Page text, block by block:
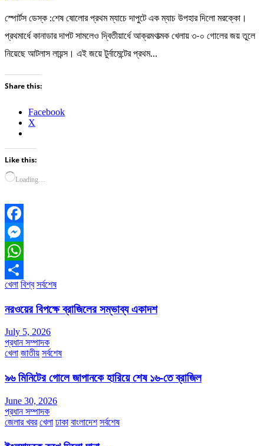
স্পোর্টস ডেস্ক :শেষ ষোলোর প্রথম ম্যাচে দাপুটে এক ম্যাচ উপহার দিলো মরক্কো।
প্রথমার্ধে কানাডার দাপট সামলেও দ্বিতীয়ার্ধে আক্রমণাত্মক খেলায় ৩-০ গোলের জয় তুলে
নিয়েছে আটলাস লায়ন্স। এই জয়ে টুর্নামেন্টের প্রথম…
Share this:
Facebook
X
Like this:
Loading…
Facebook
Messenger
WhatsApp
Share
খেলা বিশ্ব সর্বশেষ
নরওয়ের বিপক্ষে ব্রাজিলের সম্ভাব্য একাদশ
July 5, 2026
প্রধান সম্পাদক
খেলা জাতীয় সর্বশেষ
৯৬ মিনিটের গোলে জাপানকে হারিয়ে শেষ ১৬-তে ব্রাজিল
June 30, 2026
প্রধান সম্পাদক
জেলার খবর খেলা ঢাকা বাংলাদেশ সর্বশেষ